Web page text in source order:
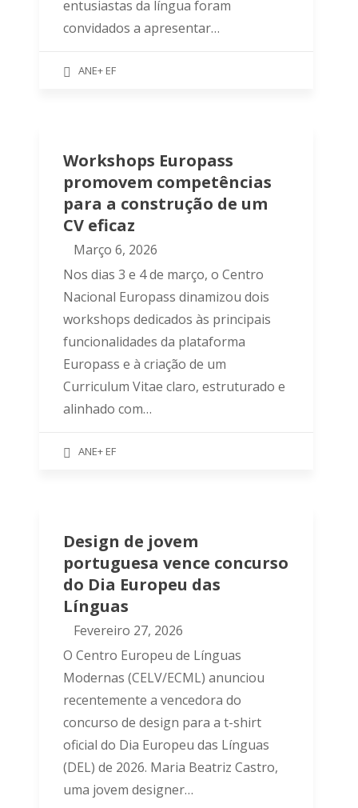
entusiastas da língua foram
convidados a apresentar…
ANE+ EF
Workshops Europass
promovem competências
para a construção de um
CV eficaz
Março 6, 2026
Nos dias 3 e 4 de março, o Centro
Nacional Europass dinamizou dois
workshops dedicados às principais
funcionalidades da plataforma
Europass e à criação de um
Curriculum Vitae claro, estruturado e
alinhado com…
ANE+ EF
Design de jovem
portuguesa vence concurso
do Dia Europeu das
Línguas
Fevereiro 27, 2026
O Centro Europeu de Línguas
Modernas (CELV/ECML) anunciou
recentemente a vencedora do
concurso de design para a t-shirt
oficial do Dia Europeu das Línguas
(DEL) de 2026. Maria Beatriz Castro,
uma jovem designer…